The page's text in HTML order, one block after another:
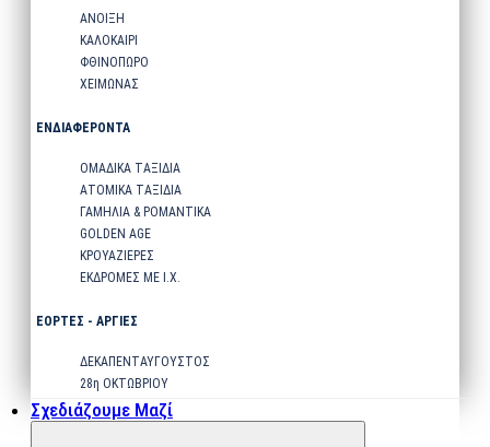
ΑΝΟΙΞΗ
ΚΑΛΟΚΑΙΡΙ
ΦΘΙΝΟΠΩΡΟ
ΧΕΙΜΩΝΑΣ
ΕΝΔΙΑΦΕΡΟΝΤΑ
ΟΜΑΔΙΚΑ ΤΑΞΙΔΙΑ
ΑΤΟΜΙΚΑ ΤΑΞΙΔΙΑ
ΓΑΜΗΛΙΑ & ΡΟΜΑΝΤΙΚΑ
GOLDEN AGE
ΚΡΟΥΑΖΙΕΡΕΣ
ΕΚΔΡΟΜΕΣ ΜΕ Ι.Χ.
ΕΟΡΤΕΣ - ΑΡΓΙΕΣ
ΔΕΚΑΠΕΝΤΑΥΓΟΥΣΤΟΣ
28η ΟΚΤΩΒΡΙΟΥ
Σχεδιάζουμε Μαζί